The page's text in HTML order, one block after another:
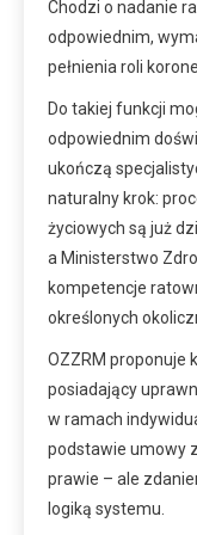
Chodzi o nadanie
odpowiednim,
pełnienia roli
Do takiej funkcji
odpowiednim
ukończą
naturalny krok:
życiowych są już
a Ministerstwo
kompetencje
określonych
OZZRM proponuje
posiadający
w ramach
podstawie umowy
prawie – ale
logiką systemu.